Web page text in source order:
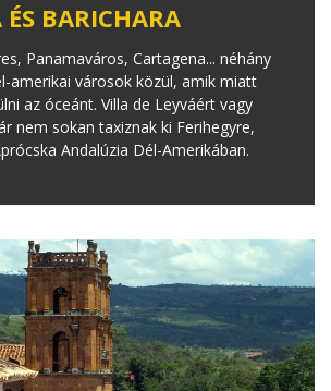
ÉS BARICHARA
Panamaváros, Cartagena... néhány
amerikai városok közül, amik miatt
az óceánt. Villa de Leyváért vagy
nem sokan taxiznak ki Ferihegyre,
Andalúzia Dél-Amerikában.